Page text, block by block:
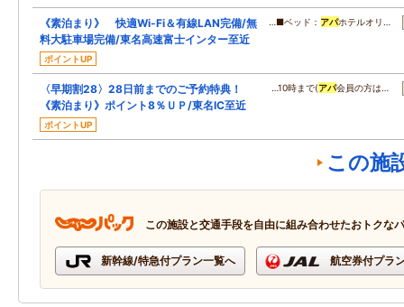
《素泊まり》 快適Wi-Fi＆有線LAN完備/無
料大駐車場完備/東名高速富士インター至近
ポイントUP
…■ベッド： アパホテルオリ…
〈早期割28〉28日前までのご予約特典！
《素泊まり》ポイント8％ＵＰ/東名IC至近
ポイントUP
…10時まで(アパ会員の方は…
この施
この施設と交通手段を自由に組み合わせたおトクな
新幹線/特急付プラン一覧へ 航空券付プラ